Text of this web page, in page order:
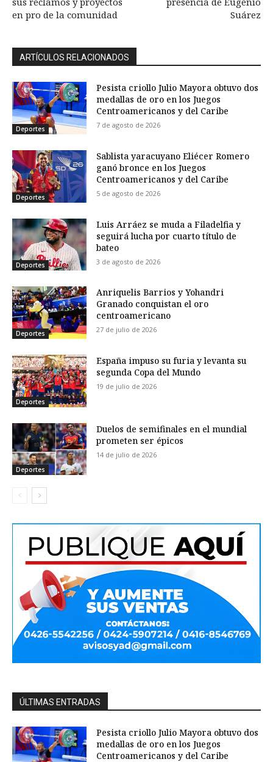
en pro de la comunidad
Suárez
ARTÍCULOS RELACIONADOS
Deportes
Pesista criollo Julio Mayora obtuvo dos
medallas de oro en los Juegos
Centroamericanos y del Caribe
7 de agosto de 2026
Deportes
Sablista yaracuyano Eliécer Romero
ganó bronce en los Juegos
Centroamericanos y del Caribe
5 de agosto de 2026
Deportes
Luis Arráez se muda a Filadelfia y
seguirá lucha por cuarto título de
bateo
3 de agosto de 2026
Deportes
Anriquelis Barrios y Yohandri
Granado conquistan el oro
centroamericano
27 de julio de 2026
Deportes
España impuso su furia y levanta su
segunda Copa del Mundo
19 de julio de 2026
Deportes
Duelos de semifinales en el mundial
prometen ser épicos
14 de julio de 2026
ÚLTIMAS ENTRADAS
Pesista criollo Julio Mayora obtuvo dos
medallas de oro en los Juegos
Centroamericanos y del Caribe